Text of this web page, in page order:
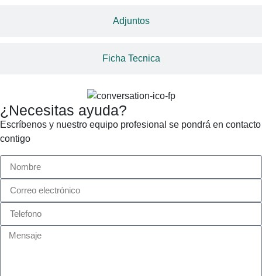
Adjuntos
Ficha Tecnica
¿Necesitas ayuda?
Escríbenos y nuestro equipo profesional se pondrá en contacto
contigo